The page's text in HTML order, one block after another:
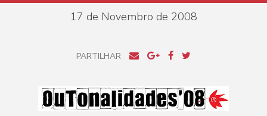
17 de Novembro de 2008
PARTILHAR